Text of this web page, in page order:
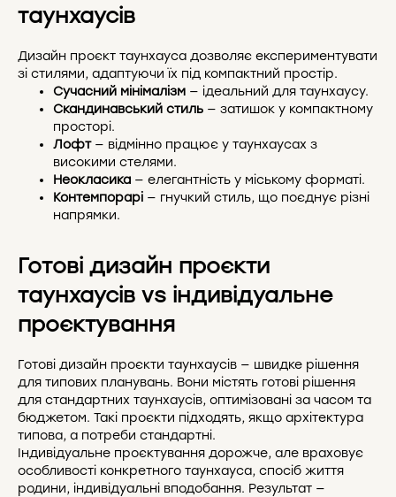
таунхаусів
Дизайн проєкт таунхауса дозволяє експериментувати
зі стилями, адаптуючи їх під компактний простір.
Сучасний мінімалізм — ідеальний для таунхаусу.
Скандинавський стиль — затишок у компактному
просторі.
Лофт— відмінно працює у таунхаусах з
високими стелями.
Неокласика — елегантність у міському форматі.
Контемпорарі — гнучкий стиль, що поєднує різні
напрямки.
Готові дизайн проєкти
таунхаусів vs індивідуальне
проєктування
Готові дизайн проєкти таунхаусів — швидке рішення
для типових планувань. Вони містять готові рішення
для стандартних таунхаусів, оптимізовані за часом та
бюджетом. Такі проєкти підходять, якщо архітектура
типова, а потреби стандартні.
Індивідуальне проєктування дорожче, але враховує
особливості конкретного таунхауса, спосіб життя
родини, індивідуальні вподобання. Результат —